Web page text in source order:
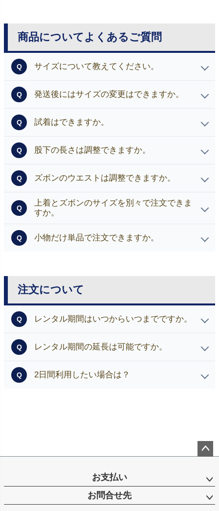
商品についてよくあるご質問
Q サイズについて教えてください。
ださい。
イズが決まります。
各商品ページにある寸法表をご確認ください。
Q 発送後にはサイズの変更はできますか。
ません。 発送後のサイズ変更は、改めてご購入いただ
Q 試着はできますか。
Q
股下の長さは調整できますか。
せた調整は行っておりません。 全ての商品にセットし
をお願いします。
※針などを使用して股下を調節することは固くお断りい
Q ズボンのウエストは調整できますか。
男性商品のみ、ほぼすべての商品にアジャスターが付い
ております。 通常サイズY体・A体・AB体・BB体はプラ
の付いていない商品は、商品ページにその旨明記してお
Q
上着とズボンのサイズを別々で注文できま
すか。
できません。
Q 小物だけ単品で注文できますか。
注文について
Q レンタル期間はいつからいつまでですか。
までに返却手続きを行ってください。 当店に5日目に戻
Q レンタル期間の延長は可能ですか。
ジットカード決済の場合は、延長料金を加算しご請求い
Q 2日間利用したい場合は？
ップ
お支払い
お問合せ先